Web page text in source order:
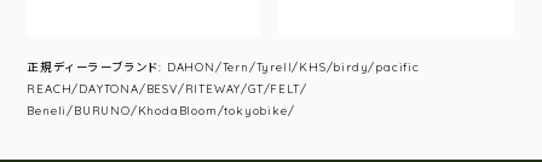
正規ディーラーブランド: DAHON/Tern/Tyrell/KHS/birdy/pacific
REACH/DAYTONA/BESV/RITEWAY/GT/FELT/
Beneli/BURUNO/KhodaBloom/tokyobike/